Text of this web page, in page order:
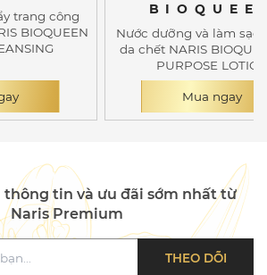
trang công
BIOQUEEN
Nước dưỡng và làm
da chết NARIS
PURPOSE
Mua ngay
tin và ưu đãi sớm nhất từ
Naris Premium
THEO DÕI